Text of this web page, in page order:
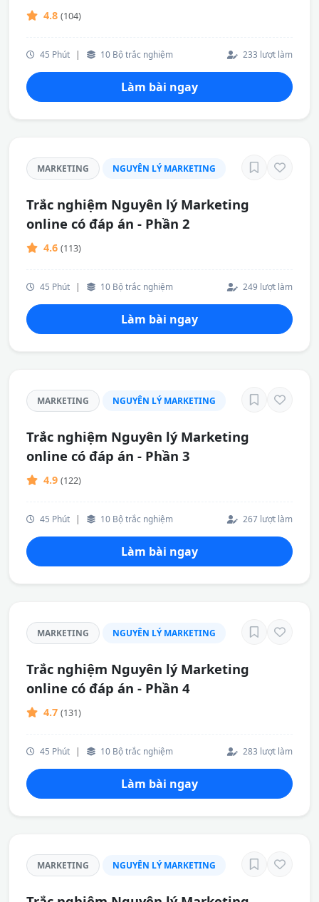
4.8 (104)
45 Phút | 10 Bộ trắc nghiệm 233 lượt làm
Làm bài ngay
MARKETING NGUYÊN LÝ MARKETING
Trắc nghiệm Nguyên lý Marketing
online có đáp án - Phần 2
4.6 (113)
45 Phút | 10 Bộ trắc nghiệm 249 lượt làm
Làm bài ngay
MARKETING NGUYÊN LÝ MARKETING
Trắc nghiệm Nguyên lý Marketing
online có đáp án - Phần 3
4.9 (122)
45 Phút | 10 Bộ trắc nghiệm 267 lượt làm
Làm bài ngay
MARKETING NGUYÊN LÝ MARKETING
Trắc nghiệm Nguyên lý Marketing
online có đáp án - Phần 4
4.7 (131)
45 Phút | 10 Bộ trắc nghiệm 283 lượt làm
Làm bài ngay
MARKETING NGUYÊN LÝ MARKETING